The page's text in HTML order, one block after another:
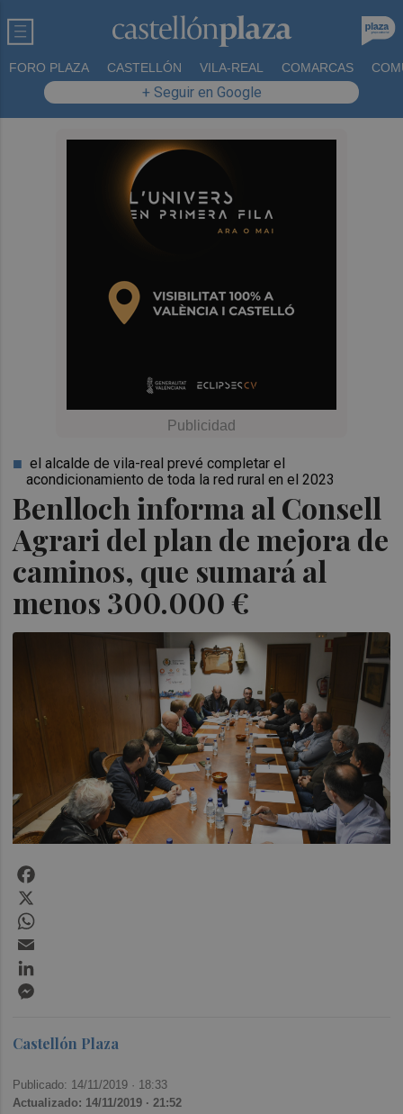
FORO PLAZA CASTELLÓN VILA-REAL COMARCAS
+ Seguir en Google
Benlloch informa al Consell
Agrari del plan de mejora de
caminos, que sumará al
menos 300.000 €
el alcalde de vila-real prevé completar el
acondicionamiento de toda la red rural en el 2023
Castellón Plaza
Publicado: 14/11/2019 · 18:33
Actualizado: 14/11/2019 · 21:52